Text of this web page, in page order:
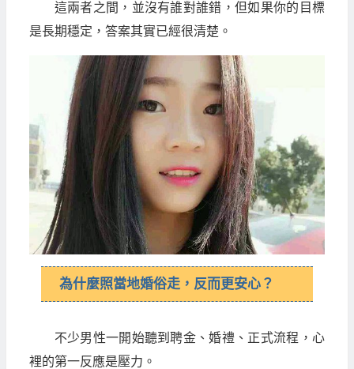
這兩者之間，並沒有誰對誰錯，但如果你的目標
是長期穩定，答案其實已經很清楚。
為什麼照當地婚俗走，反而更安心？
不少男性一開始聽到聘金、婚禮、正式流程，心
裡的第一反應是壓力。